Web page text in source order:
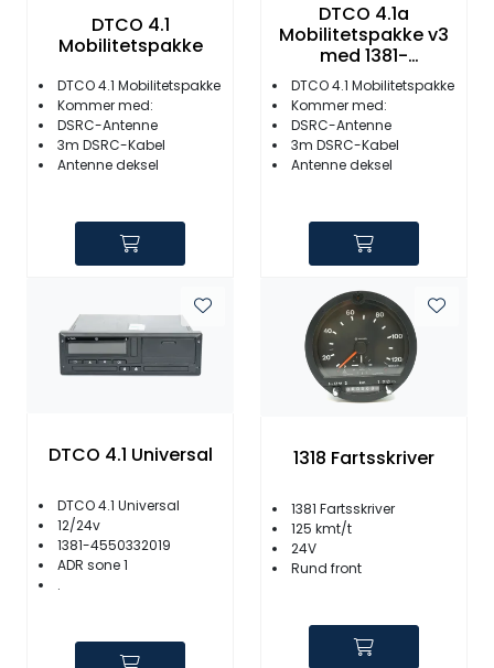
DTCO 4.1
Mobilitetspakke
DTCO 4.1 Mobilitetspakke
Kommer med:
DSRC-Antenne
3m DSRC-Kabel
Antenne deksel
DTCO 4.1a
Mobilitetspakke v3
med 1381-
4550332023, DSRC
antenne og 3
mtr.kabel
DTCO 4.1 Mobilitetspakke
Kommer med:
DSRC-Antenne
3m DSRC-Kabel
Antenne deksel
DTCO 4.1 Universal
DTCO 4.1 Universal
12/24v
1381-4550332019
ADR sone 1
.
1318 Fartsskriver
1381 Fartsskriver
125 kmt/t
24V
Rund front